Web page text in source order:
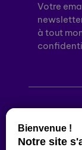
Votre
à tout
Mentions